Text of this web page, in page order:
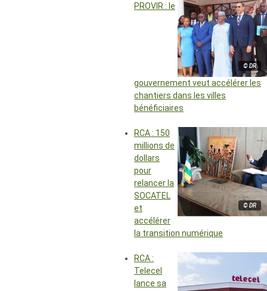
© DR
PROVIR : le
gouvernement veut accélérer les
chantiers dans les villes
bénéficiaires
© DR
RCA : 150
millions de
dollars
pour
relancer la
SOCATEL
et
accélérer
la transition numérique
RCA :
Telecel
lance sa